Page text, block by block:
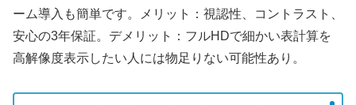
ーム導入も簡単です。メリット：視認性、コントラスト、
安心の3年保証。デメリット：フルHDで細かい表計算を
高解像度表示したい人には物足りない可能性あり。